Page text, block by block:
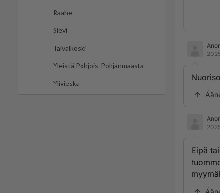
Raahe
Sievi
Taivalkoski
Yleistä Pohjois-Pohjanmaasta
Ylivieska
Eipä